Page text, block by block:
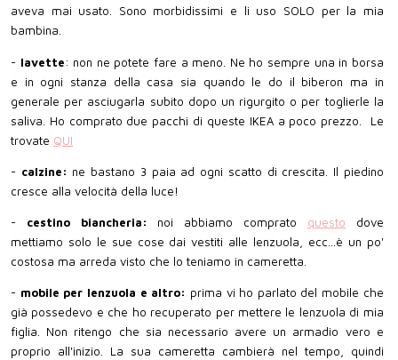
aveva mai usato. Sono morbidissimi e li uso SOLO per la mia
bambina.
- lavette: non ne potete fare a meno. Ne ho sempre una in borsa
e in ogni stanza della casa sia quando le do il biberon ma in
generale per asciugarla subito dopo un rigurgito o per toglierle la
saliva. Ho comprato due pacchi di queste IKEA a poco prezzo. Le
trovate QUI
- calzine: ne bastano 3 paia ad ogni scatto di crescita. Il piedino
cresce alla velocità della luce!
- cestino biancheria: noi abbiamo comprato questo dove
mettiamo solo le sue cose dai vestiti alle lenzuola, ecc...è un po'
costosa ma arreda visto che lo teniamo in cameretta.
- mobile per lenzuola e altro: prima vi ho parlato del mobile che
già possedevo e che ho recuperato per mettere le lenzuola di mia
figlia. Non ritengo che sia necessario avere un armadio vero e
proprio all'inizio. La sua cameretta cambierà nel tempo, quindi